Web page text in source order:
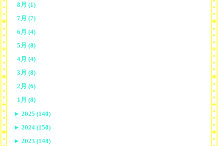
8月 (1)
7月 (7)
6月 (4)
5月 (8)
4月 (4)
3月 (8)
2月 (6)
1月 (8)
► 2025 (140)
► 2024 (150)
► 2023 (148)